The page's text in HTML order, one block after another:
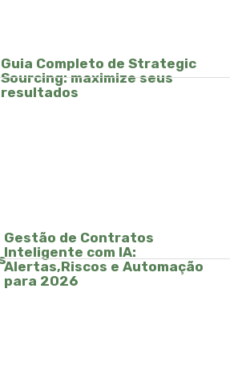
Guia Completo de Strategic
Sourcing: maximize seus
resultados
Gestão de Contratos
Inteligente com IA:
Alertas,Riscos e Automação
para 2026